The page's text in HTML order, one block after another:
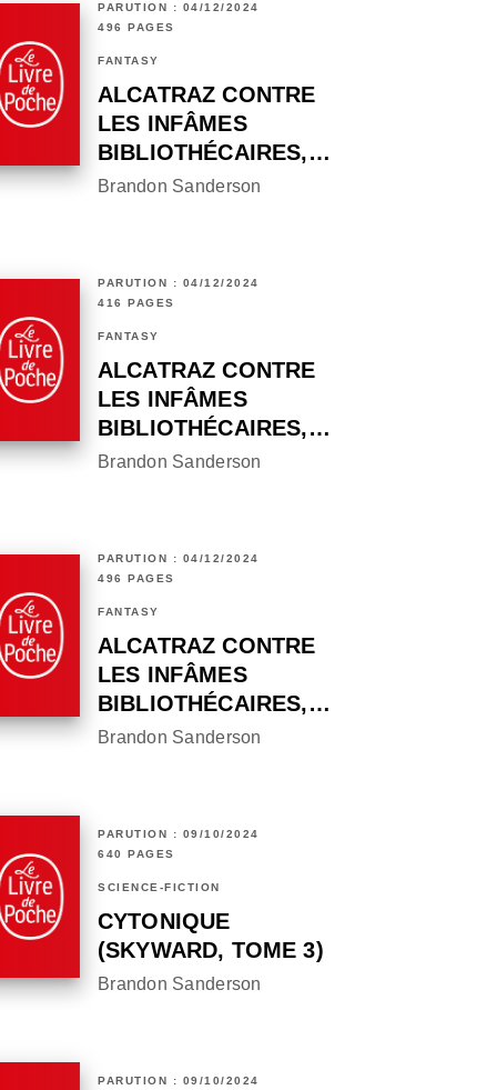
PARUTION : 04/12/2024
496 PAGES
FANTASY
ALCATRAZ CONTRE
LES INFÂMES
BIBLIOTHÉCAIRES,…
Brandon Sanderson
PARUTION : 04/12/2024
416 PAGES
FANTASY
ALCATRAZ CONTRE
LES INFÂMES
BIBLIOTHÉCAIRES,…
Brandon Sanderson
PARUTION : 04/12/2024
496 PAGES
FANTASY
ALCATRAZ CONTRE
LES INFÂMES
BIBLIOTHÉCAIRES,…
Brandon Sanderson
PARUTION : 09/10/2024
640 PAGES
SCIENCE-FICTION
CYTONIQUE
(SKYWARD, TOME 3)
Brandon Sanderson
PARUTION : 09/10/2024